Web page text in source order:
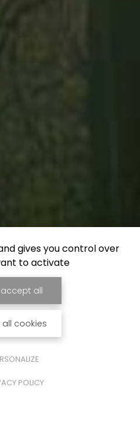
gives you control over
to activate
accept all
all cookies
POLICY